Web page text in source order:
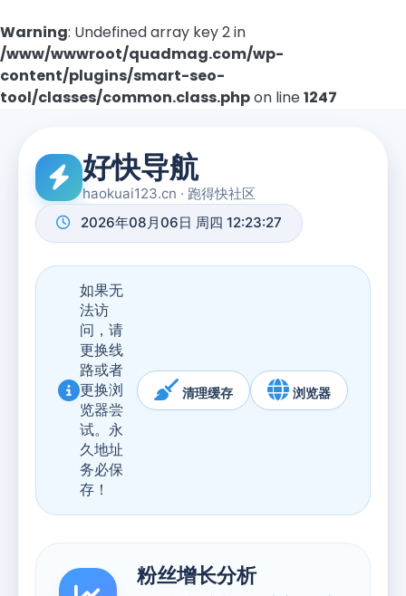
Warning: Undefined array key 2 in
/www/wwwroot/quadmag.com/wp-
content/plugins/smart-seo-
tool/classes/common.class.phpon line1247